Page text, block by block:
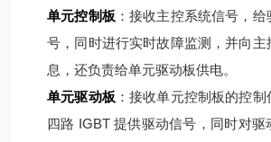
单元控制板 ：接收主控系统信号，
号，同时进行实时故障监测，并向
息，还负责给单元驱动板供电。
单元驱动板 ：接收单元控制板的控
四路 IGBT 提供驱动信号，同时对驱